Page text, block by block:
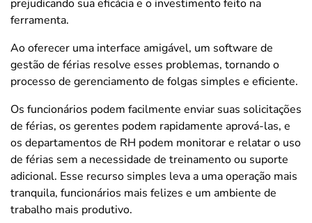
prejudicando sua eficácia e o investimento feito na
ferramenta.
Ao oferecer uma interface amigável, um software de
gestão de férias resolve esses problemas, tornando o
processo de gerenciamento de folgas simples e eficiente.
Os funcionários podem facilmente enviar suas solicitações
de férias, os gerentes podem rapidamente aprová-las, e
os departamentos de RH podem monitorar e relatar o uso
de férias sem a necessidade de treinamento ou suporte
adicional. Esse recurso simples leva a uma operação mais
tranquila, funcionários mais felizes e um ambiente de
trabalho mais produtivo.